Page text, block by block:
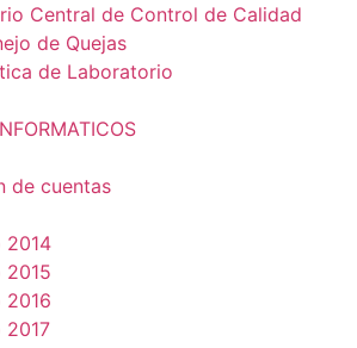
Central de Control de Calidad
de Quejas
de Laboratorio
de cuentas
2014
2015
2016
2017